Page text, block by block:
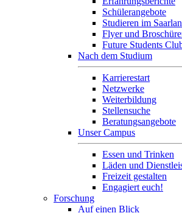
Schülerangebote
Studieren im
Flyer und
Future Students
Nach dem Studium
Karrierestart
Netzwerke
Weiterbildung
Stellensuche
Beratungsangebote
Unser Campus
Essen und Trinken
Läden und
Freizeit gestalten
Engagiert euch!
Forschung
Auf einen Blick